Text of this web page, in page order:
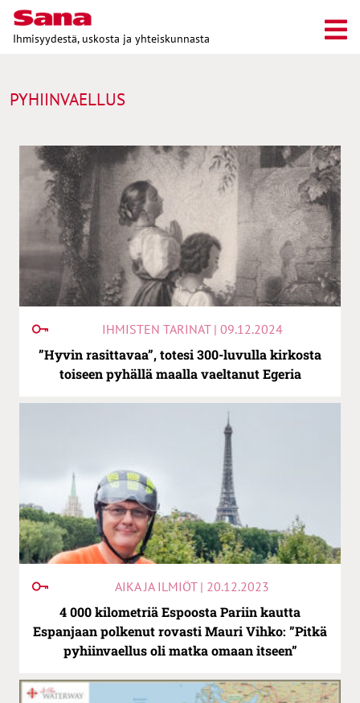
Ihmisyydestä, uskosta ja yhteiskunnasta
PYHIINVAELLUS
IHMISTEN TARINAT | 09.12.2024
”Hyvin rasittavaa”, totesi 300-luvulla kirkosta
toiseen pyhällä maalla vaeltanut Egeria
AIKA JA ILMIÖT | 20.12.2023
4 000 kilometriä Espoosta Pariin kautta
Espanjaan polkenut rovasti Mauri Vihko: ”Pitkä
pyhiinvaellus oli matka omaan itseen”